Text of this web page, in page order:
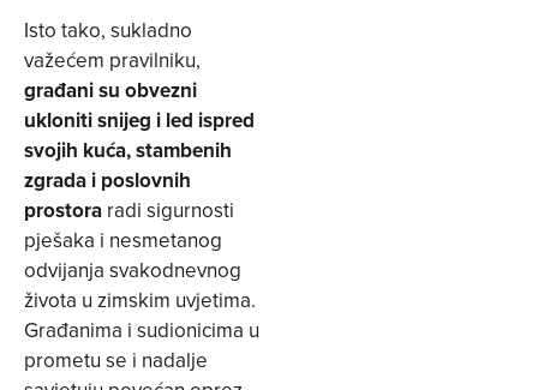
Isto tako, sukladno
važećem pravilniku,
građani su obvezni
ukloniti snijeg i led ispred
svojih kuća, stambenih
zgrada i poslovnih
prostora radi sigurnosti
pješaka i nesmetanog
odvijanja svakodnevnog
života u zimskim uvjetima.
Građanima i sudionicima u
prometu se i nadalje